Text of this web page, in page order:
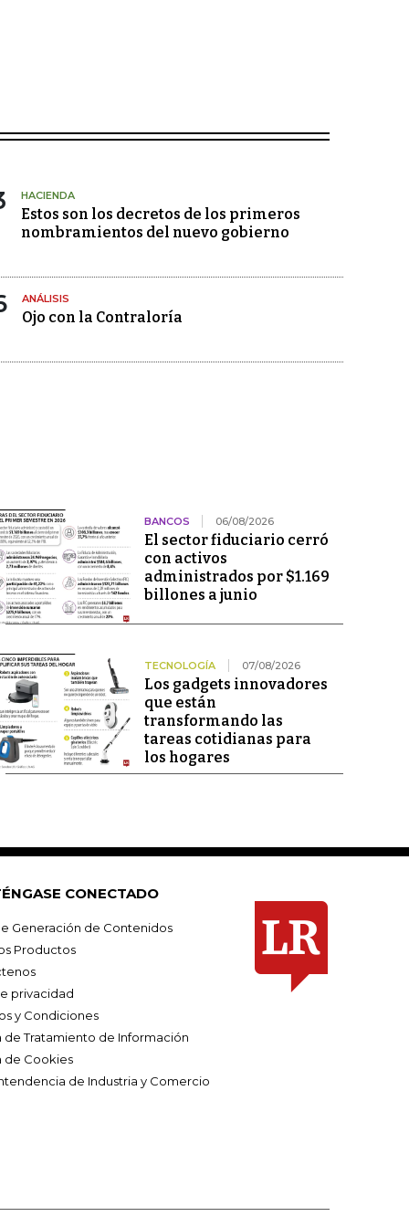
HACIENDA
Estos son los decretos de los primeros
nombramientos del nuevo gobierno
ANÁLISIS
Ojo con la Contraloría
BANCOS 06/08/2026
El sector fiduciario cerró
con activos
administrados por $1.169
billones a junio
TECNOLOGÍA 07/08/2026
Los gadgets innovadores
que están
transformando las
tareas cotidianas para
los hogares
CONECTADO
Generación de Contenidos
Productos
privacidad
y Condiciones
de Tratamiento de Información
de Cookies
de Industria y Comercio